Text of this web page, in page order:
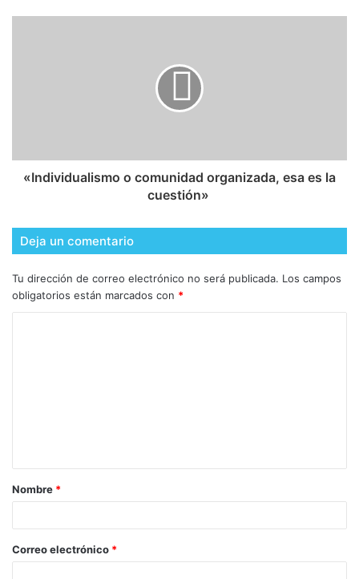
​«Individualismo o comunidad organizada, esa es la
cuestión»
Deja un comentario
Tu dirección de correo electrónico no será publicada. Los campos
obligatorios están marcados con *
Nombre *
Correo electrónico *